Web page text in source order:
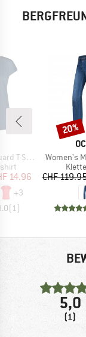
T-Shirt
Preis
14.96
+3
(1)
Artikel
Women's
CHF
Rabatt
20%
5,0
(1)